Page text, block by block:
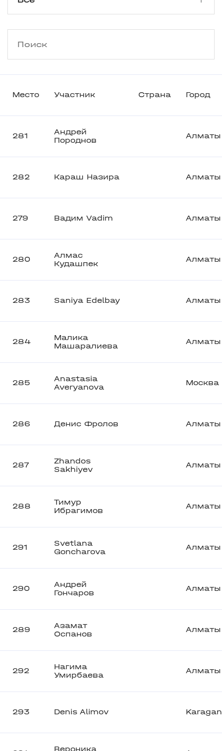
Место Участник Страна Город
281
Андрей
Породнов
Алматы
282 Караш Назира Алматы
279 Вадим Vadim Алматы
280
Алмас
Кудашпек
Алматы
283 Saniya Edelbay Алматы
284
Малика
Машаралиева
Алматы
285
Anastasia
Averyanova
Москва
286 Денис Фролов Алматы
287
Zhandos
Sakhiyev
Алматы
288
Тимур
Ибрагимов
Алматы
291
Svetlana
Goncharova
Алматы
290
Андрей
Гончаров
Алматы
289
Азамат
Оспанов
Алматы
292
Нагима
Умирбаева
Алматы
293 Denis Alimov